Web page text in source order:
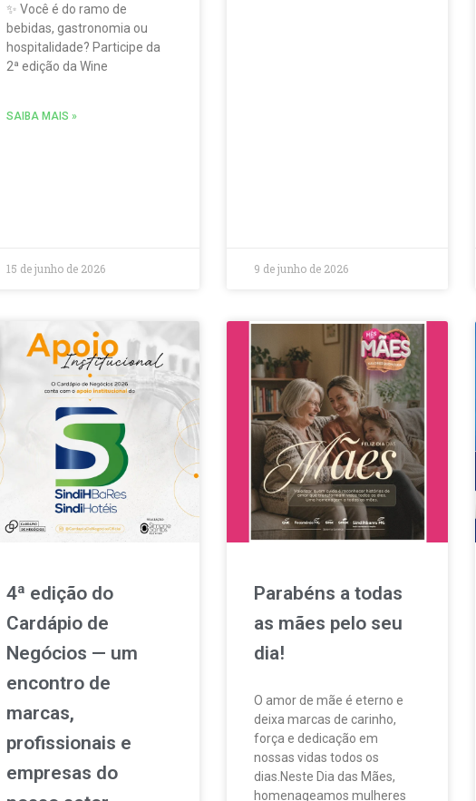
✨ Você é do ramo de
bebidas, gastronomia ou
hospitalidade? Participe da
2ª edição da Wine
SAIBA MAIS »
15 de junho de 2026 9 de junho de 2026
4ª edição do
Cardápio de
Negócios — um
encontro de
marcas,
profissionais e
empresas do
Parabéns a todas
as mães pelo seu
dia!
O amor de mãe é eterno e
deixa marcas de carinho,
força e dedicação em
nossas vidas todos os
dias.Neste Dia das Mães,
homenageamos mulheres